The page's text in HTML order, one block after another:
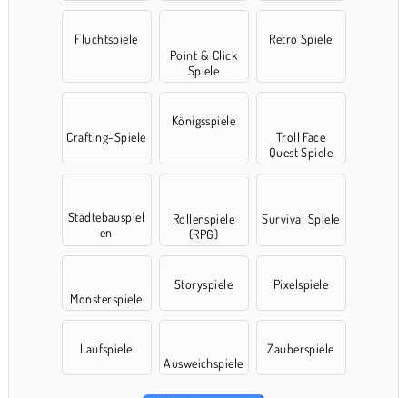
Fluchtspiele
Point & Click
Spiele
Retro Spiele
Crafting-Spiele
Königsspiele
Troll Face
Quest Spiele
Städtebauspiel
en
Rollenspiele
(RPG)
Survival Spiele
Monsterspiele
Storyspiele Pixelspiele
Laufspiele
Ausweichspiele
Zauberspiele